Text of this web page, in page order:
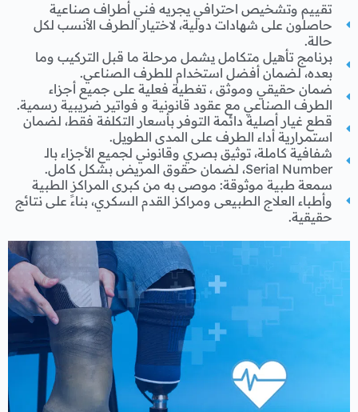
تقييم وتشخيص احترافي يجريه فني أطراف صناعية
حاصلون على شهادات دولية، لاختيار الطرف الأنسب لكل
حالة.
برنامج تأهيل متكامل يشمل مرحلة ما قبل التركيب وما
بعده، لضمان أفضل استخدام للطرف الصناعي.
ضمان حقيقي وموثق ، تغطية فعلية على جميع أجزاء
الطرف الصناعي مع عقود قانونية و فواتير ضريبية رسمية.
قطع غيار أصلية دائمة التوفر بأسعار التكلفة فقط، لضمان
استمرارية أداء الطرف على المدى الطويل.
شفافية كاملة، توثيق بصري وقانوني لجميع الأجزاء بالـ
Serial Number، لضمان حقوق المريض بشكل كامل.
سمعة طبية موثوقة: موصى به من كبرى المراكز الطبية
وأطباء العلاج الطبيعى ومراكز القدم السكري، بناءً على نتائج
حقيقية.